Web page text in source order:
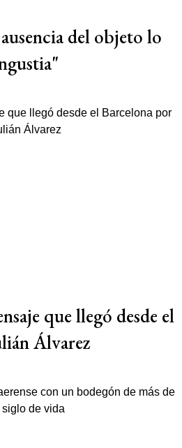
del objeto lo
que llegó desde el
Álvarez